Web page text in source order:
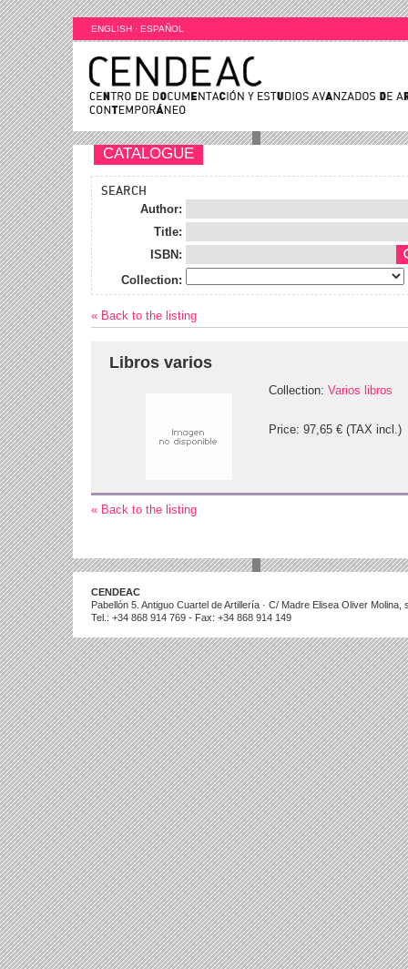
ENGLISH · ESPAÑOL
CATALOGUE
SEARCH
Author:
Title:
ISBN:
Collection:
« Back to the listing
Libros varios
Collection: Varios libros
Price: 97,65 € (TAX incl.)
« Back to the listing
CENDEAC
Pabellón 5. Antiguo Cuartel de Artillería · C/ Madre Elisea Oliver
Tel.: +34 868 914 769 - Fax: +34 868 914 149